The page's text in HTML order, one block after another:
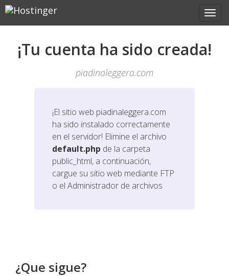
¡Tu cuenta ha sido creada!
piadinaleggera.com
¡El sitio web piadinaleggera.com
ha sido instalado correctamente
en el servidor! Elimine el archivo
default.php de la carpeta
public_html, a continuación,
cargue su sitio web mediante FTP
o el Administrador de archivos
¿Que sigue?